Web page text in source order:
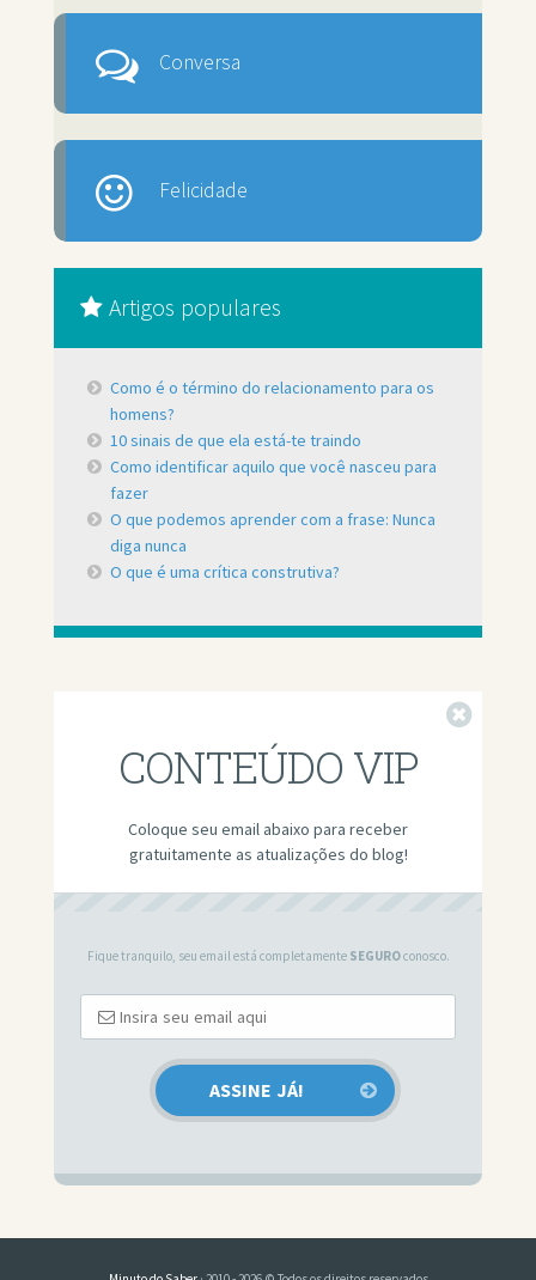
Conversa
Felicidade
Artigos populares
Como é o término do relacionamento para os
homens?
10 sinais de que ela está-te traindo
Como identificar aquilo que você nasceu para
fazer
O que podemos aprender com a frase: Nunca
diga nunca
O que é uma crítica construtiva?
CONTEÚDO VIP
Coloque seu email abaixo para receber
gratuitamente as atualizações do blog!
Fique tranquilo, seu email está completamente SEGUROconosco.